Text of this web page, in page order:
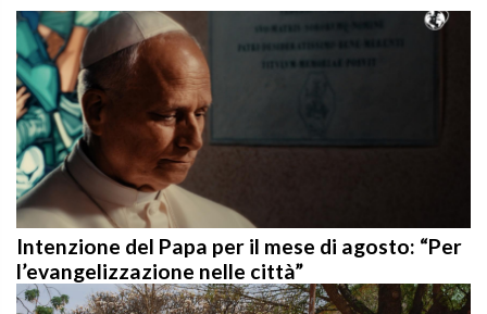
Intenzione del Papa per il mese di agosto: “Per
l’evangelizzazione nelle città”